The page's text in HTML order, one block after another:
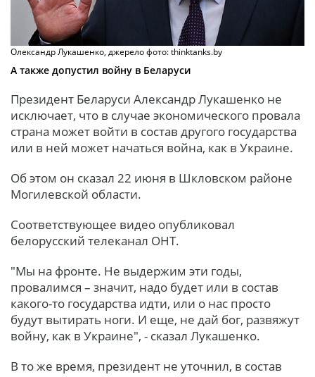
Олександр Лукашенко, джерело фото: thinktanks.by
А также допустил войну в Беларуси
Президент Беларуси Александр Лукашенко не
исключает, что в случае экономического провала
страна может войти в состав другого государства
или в ней может начаться война, как в Украине.
Об этом он сказал 22 июня в Шкловском районе
Могилевской области.
Соответствующее видео опубликовал
белорусский телеканал ОНТ.
"Мы на фронте. Не выдержим эти годы,
провалимся – значит, надо будет или в состав
какого-то государства идти, или о нас просто
будут вытирать ноги. И еще, не дай бог, развяжут
войну, как в Украине", - сказал Лукашенко.
В то же время, президент не уточнил, в состав